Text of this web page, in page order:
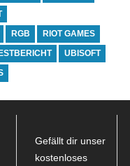
RGB RIOT GAMES
UBISOFT
Gefällt dir unser
kostenloses